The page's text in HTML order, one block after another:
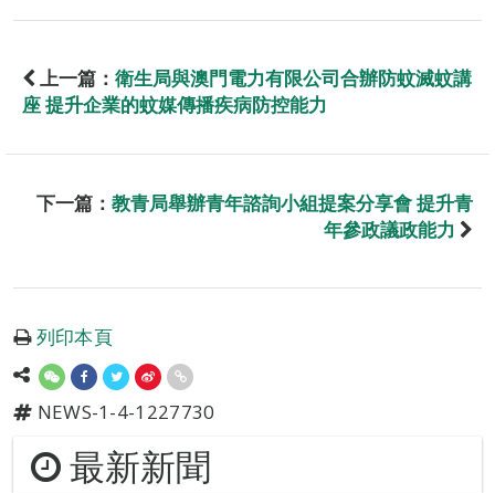
上一篇： 衛生局與澳門電力有限公司合辦防蚊滅蚊講
座 提升企業的蚊媒傳播疾病防控能力
下一篇： 教青局舉辦青年諮詢小組提案分享會 提升青
年參政議政能力
列印本頁
NEWS-1-4-1227730
最新新聞